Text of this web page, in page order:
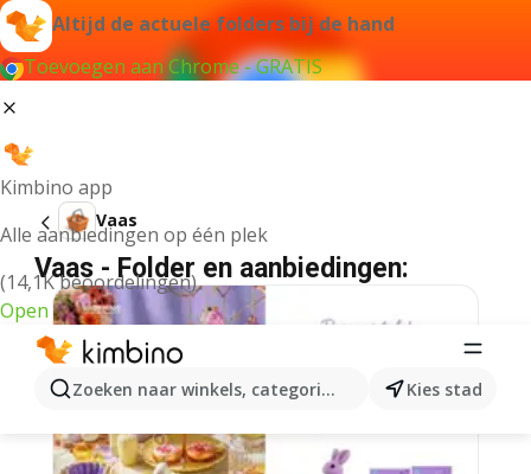
Altijd de actuele folders bij de hand
Toevoegen aan Chrome - GRATIS
Kimbino app
Alle aanbiedingen op één plek
(14,1K beoordelingen)
Open
Zoeken naar winkels, categorieën, producten...
Kies stad
Vaas
Vaas - Folder en aanbiedingen: